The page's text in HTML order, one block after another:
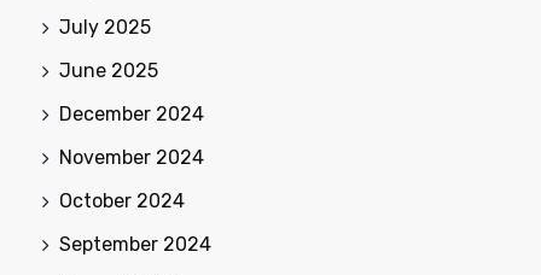
July 2025
June 2025
December 2024
November 2024
October 2024
September 2024